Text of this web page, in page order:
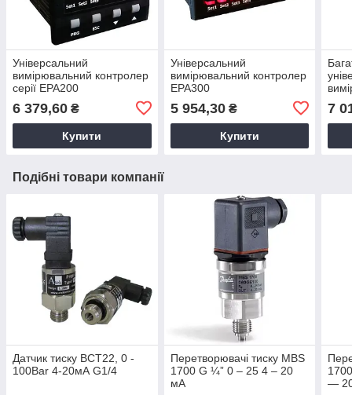
Універсальний
вимірювальний контролер
серії EPA200
6 379,60 ₴
Купити
Універсальний
вимірювальний контролер
EPA300
5 954,30₴
Купити
7
Подібні товари компанії
Датчик тиску BCT22, 0 -
100Bar 4-20мА G1/4
Перетворювачі тиску MBS
1700 G ¼” 0 – 25 4 – 20
мА
—